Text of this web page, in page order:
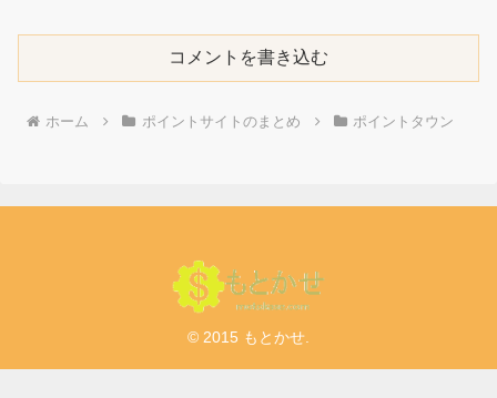
コメントを書き込む
ホーム ポイントサイトのまとめ ポイントタウン
© 2015 もとかせ.